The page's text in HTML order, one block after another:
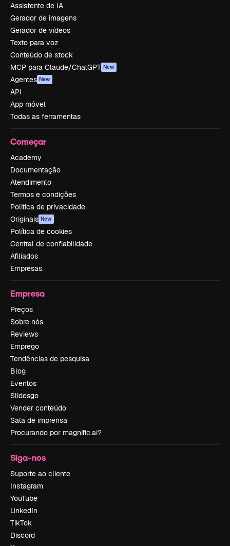
Assistente de IA
Gerador de imagens
Gerador de vídeos
Texto para voz
Conteúdo de stock
MCP para Claude/ChatGPT New
Agentes New
API
App móvel
Todas as ferramentas
Começar
Academy
Documentação
Atendimento
Termos e condições
Política de privacidade
Originais New
Política de cookies
Central de confiabilidade
Afiliados
Empresas
Empresa
Preços
Sobre nós
Reviews
Emprego
Tendências de pesquisa
Blog
Eventos
Slidesgo
Vender conteúdo
Sala de imprensa
Procurando por magnific.ai?
Siga-nos
Suporte ao cliente
Instagram
YouTube
LinkedIn
TikTok
Discord